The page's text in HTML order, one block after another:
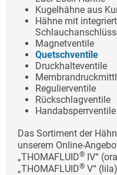
Kugelhähne aus
Hähne mit
Magnetventile
Quetschventile
Druckhalteventile
Regulierventile
Rückschlagventile
Handabsperrventile
Das Sortiment der
unserem Online-
„THOMAFLUID® IV“
„THOMAFLUID® V“